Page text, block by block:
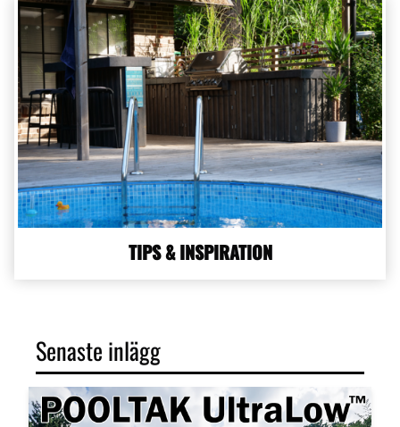
TIPS & INSPIRATION
Senaste inlägg